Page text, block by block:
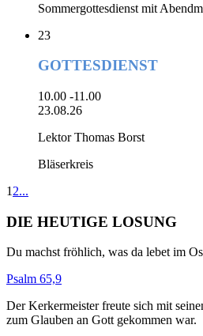
Sommergottesdienst mit
23
GOTTESDIENST
10.00 -11.00
23.08.26
Lektor Thomas Borst
Bläserkreis
1 2...
DIE HEUTIGE LOSUNG
Du machst fröhlich, was da lebet im
Psalm 65,9
Der Kerkermeister freute sich mit
zum Glauben an Gott gekommen war.